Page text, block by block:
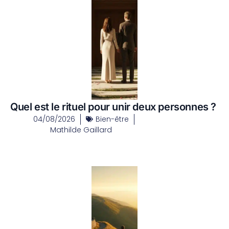
Quel est le rituel pour unir deux personnes ?
04/08/2026
Bien-être
Mathilde Gaillard